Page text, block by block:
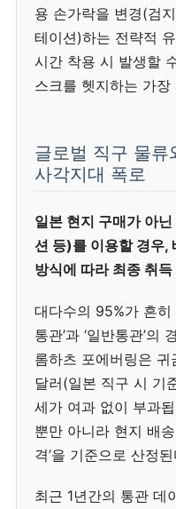
용 손가락을 변경(검
테이션)하는 전략적
시간 착용 시 발생할
스크를 헷지하는 가
글로벌 직구 물류
사각지대 폭로
일본 현지 구매가 아
션 등)를 이용할 경우,
방식에 따라 최종 취
대다수의 95%가 흔히
통관’과 ‘일반통관’의
롬하츠 포에버링은
달러(일본 직구 시 기
세가 여과 없이 부과
뿐만 아니라 현지 배
격’을 기준으로 산정
최근 1년간의 통관 데